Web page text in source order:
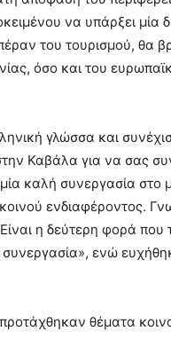
να υπάρξει μία
του τουρισμού, θα
όσο και του
γλώσσα και
Καβάλα για να σας
καλή συνεργασία στο
ενδιαφέροντος.
η δεύτερη φορά που
ενώ
θέματα